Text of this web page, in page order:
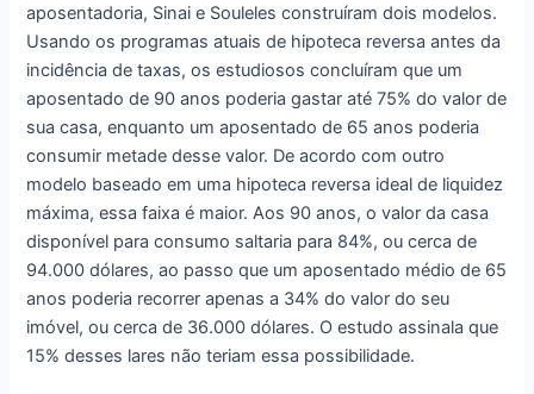
aposentadoria, Sinai e Souleles construíram dois modelos.
Usando os programas atuais de hipoteca reversa antes da
incidência de taxas, os estudiosos concluíram que um
aposentado de 90 anos poderia gastar até 75% do valor de
sua casa, enquanto um aposentado de 65 anos poderia
consumir metade desse valor. De acordo com outro
modelo baseado em uma hipoteca reversa ideal de liquidez
máxima, essa faixa é maior. Aos 90 anos, o valor da casa
disponível para consumo saltaria para 84%, ou cerca de
94.000 dólares, ao passo que um aposentado médio de 65
anos poderia recorrer apenas a 34% do valor do seu
imóvel, ou cerca de 36.000 dólares. O estudo assinala que
15% desses lares não teriam essa possibilidade.